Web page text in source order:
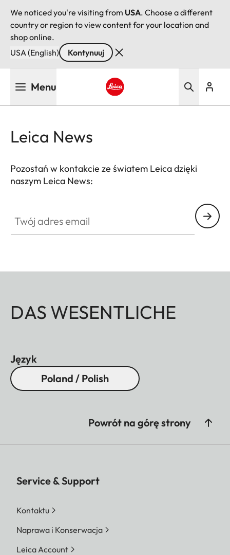
We noticed you're visiting from USA. Choose a different
country or region to view content for your location and
shop online.
USA (English)
Kontynuuj
Menu
Leica News
Pozostań w kontakcie ze światem Leica dzięki
naszym Leica News:
DAS WESENTLICHE
Język
Poland / Polish
Powrót na górę strony
Service & Support
Kontaktu
Naprawa i Konserwacja
Leica Account